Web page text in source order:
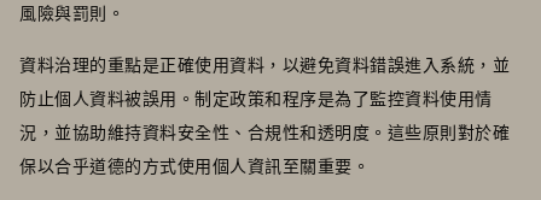
風險與罰則。
資料治理的重點是正確使用資料，以避免資料錯誤進入系統，並
防止個人資料被誤用。制定政策和程序是為了監控資料使用情
況，並協助維持資料安全性、合規性和透明度。這些原則對於確
保以合乎道德的方式使用個人資訊至關重要。